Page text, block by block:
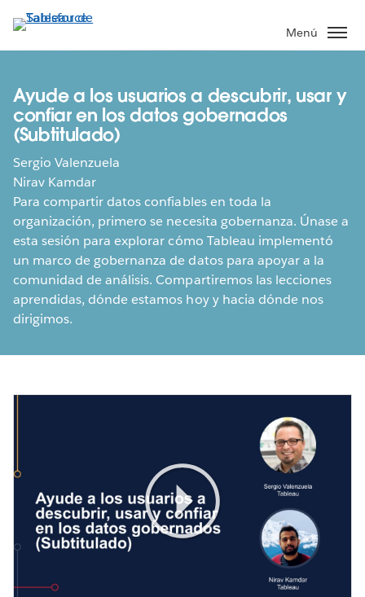
contenido
Menú
Ayude a los usuarios a descubrir, usar y
confiar en los datos gobernados
(Subtitulado)
Sergio Valenzuela
Nirav Kamdar
Para compartir datos confiables en toda la
organización, primero se necesita gobernanza. Únase a
esta sesión para explorar cómo Tableau implementó
un marco de gobernanza de datos para apoyar a la
comunidad de análisis. Compartiremos las lecciones
aprendidas, dónde estamos hoy y hacia dónde nos
dirigimos.
Play